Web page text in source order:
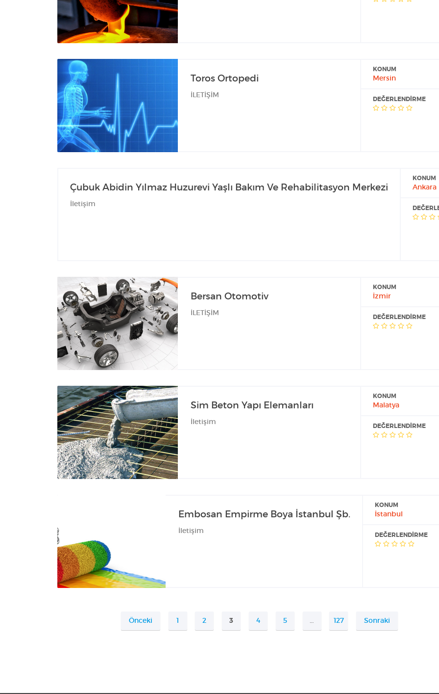
Toros Ortopedi
İLETİŞİM
KONUM
Mersin
DEĞERLENDIRME
Çubuk Abidin Yılmaz Huzurevi Yaşlı Bakım Ve Rehabilitasyon Merkezi
İletişim
KONUM
Ankara
Bersan Otomotiv
İLETİŞİM
KONUM
İzmir
DEĞERLENDIRME
Sim Beton Yapı Elemanları
İletişim
KONUM
Malatya
DEĞERLENDIRME
Embosan Empirme Boya İstanbul Şb.
İletişim
KONUM
İstanbul
DEĞERLENDIRME
Önceki 1 2 3 4 5 … 127 Sonraki